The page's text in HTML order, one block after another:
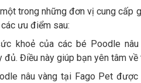
trong những đơn vị cung cấp
ưu điểm sau:
khoẻ của các bé Poodle
Điều này giúp bạn yên tâm
nâu vàng tại Fago Pet